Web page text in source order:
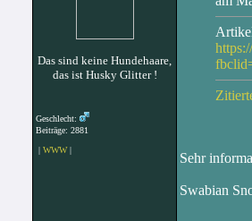
Das sind keine Hundehaare,
das ist Husky Glitter !
Geschlecht:
Beiträge: 2881
| WWW|
Sehr
Swabian